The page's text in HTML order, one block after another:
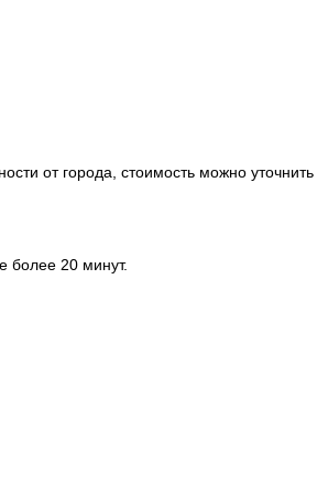
от города, стоимость можно
более 20 минут.